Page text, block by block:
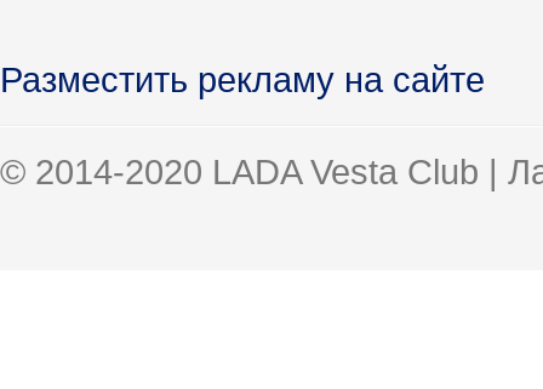
Разместить рекламу на сайте
© 2014-2020 LADA Vesta Club |